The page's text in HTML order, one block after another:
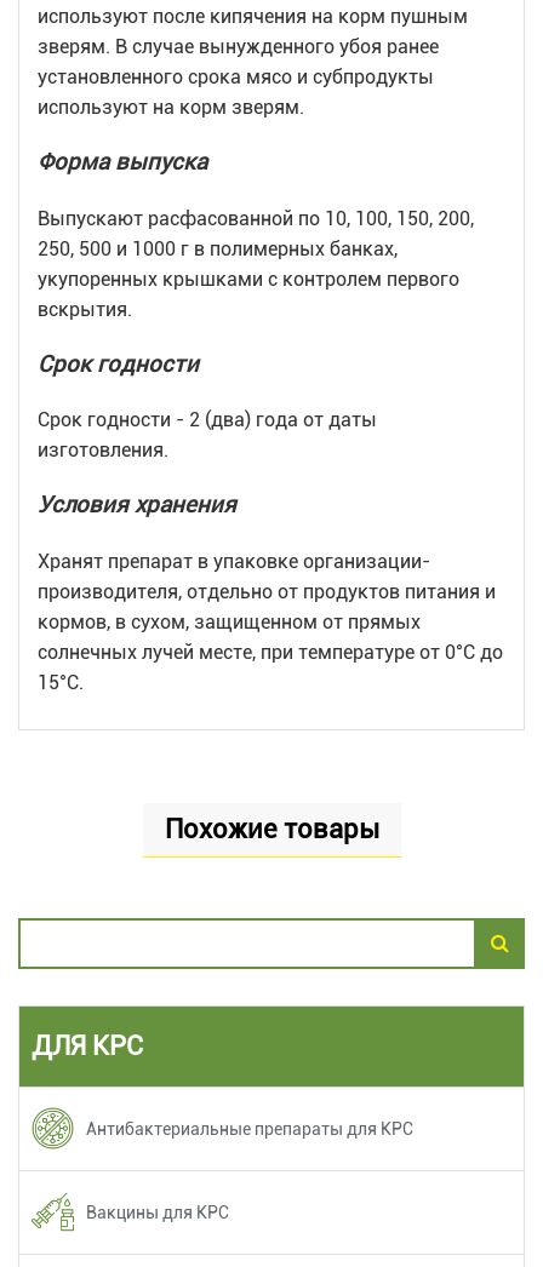
используют после кипячения на корм пушным
зверям. В случае вынужденного убоя ранее
установленного срока мясо и субпродукты
используют на корм зверям.
Форма выпуска
Выпускают расфасованной по 10, 100, 150, 200,
250, 500 и 1000 г в полимерных банках,
укупоренных крышками с контролем первого
вскрытия.
Срок годности
Срок годности - 2 (два) года от даты
изготовления.
Условия хранения
Хранят препарат в упаковке организации-
производителя, отдельно от продуктов питания и
кормов, в сухом, защищенном от прямых
солнечных лучей месте, при температуре от 0°С до
15°С.
Похожие товары
ДЛЯ КРС
Антибактериальные препараты для КРС
Вакцины для КРС